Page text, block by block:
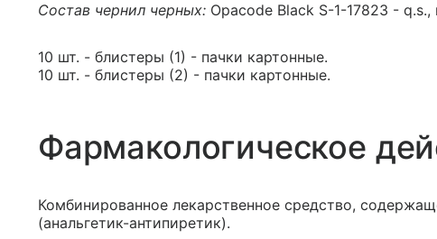
Состав чернил черных: Opacode Black S-1-17823 -
10 шт. - блистеры (1) - пачки картонные.
10 шт. - блистеры (2) - пачки картонные.
Фармакологическое
Комбинированное лекарственное средство,
(анальгетик-антипиретик).